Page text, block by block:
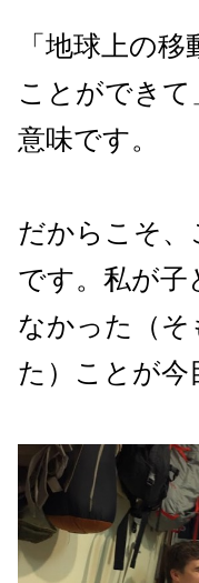
「地球上の
ことができ
意味です。
だからこそ
です。私が子
なかった（
た）ことが